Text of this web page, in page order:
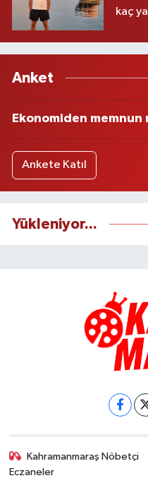
kaç
Anket
Ekonomiden memnun
Ankete Katıl
Yükleniyor...
Kahramanmaraş Nöbetçi
Eczaneler